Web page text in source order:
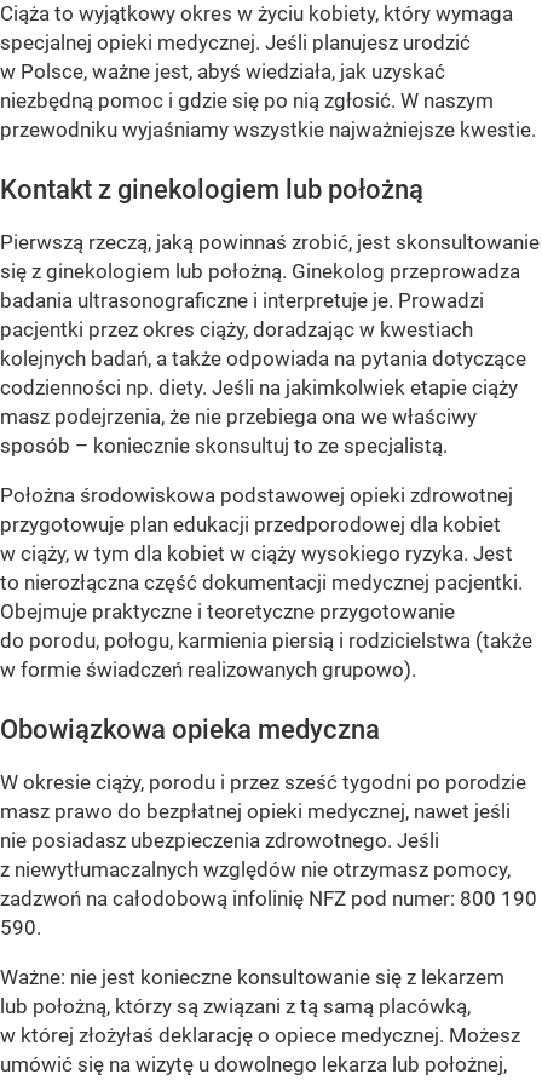
Ciąża to wyjątkowy okres w życiu kobiety, który wymaga
specjalnej opieki medycznej. Jeśli planujesz urodzić
w Polsce, ważne jest, abyś wiedziała, jak uzyskać
niezbędną pomoc i gdzie się po nią zgłosić. W naszym
przewodniku wyjaśniamy wszystkie najważniejsze kwestie.
Kontakt z ginekologiem lub położną
Pierwszą rzeczą, jaką powinnaś zrobić, jest skonsultowanie
się z ginekologiem lub położną. Ginekolog przeprowadza
badania ultrasonograficzne i interpretuje je. Prowadzi
pacjentki przez okres ciąży, doradzając w kwestiach
kolejnych badań, a także odpowiada na pytania dotyczące
codzienności np. diety. Jeśli na jakimkolwiek etapie ciąży
masz podejrzenia, że nie przebiega ona we właściwy
sposób – koniecznie skonsultuj to ze specjalistą.
Położna środowiskowa podstawowej opieki zdrowotnej
przygotowuje plan edukacji przedporodowej dla kobiet
w ciąży, w tym dla kobiet w ciąży wysokiego ryzyka. Jest
to nierozłączna część dokumentacji medycznej pacjentki.
Obejmuje praktyczne i teoretyczne przygotowanie
do porodu, połogu, karmienia piersią i rodzicielstwa (także
w formie świadczeń realizowanych grupowo).
Obowiązkowa opieka medyczna
W okresie ciąży, porodu i przez sześć tygodni po porodzie
masz prawo do bezpłatnej opieki medycznej, nawet jeśli
nie posiadasz ubezpieczenia zdrowotnego. Jeśli
z niewytłumaczalnych względów nie otrzymasz pomocy,
zadzwoń na całodobową infolinię NFZ pod numer: 800 190
590.
Ważne: nie jest konieczne konsultowanie się z lekarzem
lub położną, którzy są związani z tą samą placówką,
w której złożyłaś deklarację o opiece medycznej. Możesz
umówić się na wizytę u dowolnego lekarza lub położnej,